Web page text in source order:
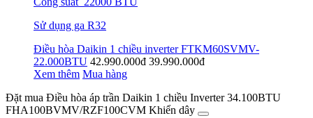
Sử dụng ga R32
Điều hòa Daikin 1 chiều inverter FTKM60SVMV-
22.000BTU 42.990.000đ 39.990.000đ
Xem thêm Mua hàng
Đặt mua Điều hòa áp trần Daikin 1 chiều Inverter 34.100BTU
FHA100BVMV/RZF100CVM Khiển dây